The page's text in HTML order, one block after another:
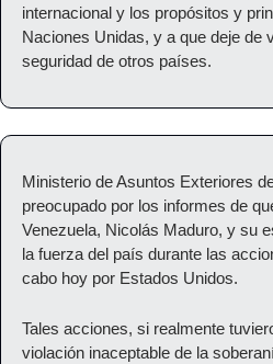
internacional y los propósitos y
Naciones Unidas, y a que deje de
seguridad de otros países.
Ministerio de Asuntos Exteriores
preocupado por los informes de
Venezuela, Nicolás Maduro, y su
la fuerza del país durante las
cabo hoy por Estados Unidos.
Tales acciones, si realmente
violación inaceptable de la